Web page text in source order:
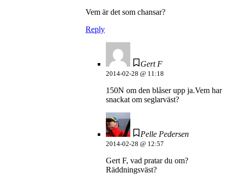
Vem är det som chansar?
Reply
Gert F
2014-02-28 @ 11:18
150N om den blåser upp ja.Vem har
snackat om seglarväst?
Pelle Pedersen
2014-02-28 @ 12:57
Gert F, vad pratar du om?
Räddningsväst?